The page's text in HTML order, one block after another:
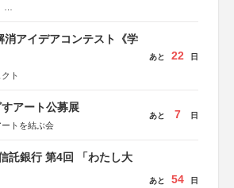
、新潮社、淡交社、ちいさいミシ
房、PHP研究所、双葉社、文藝春
消アイデアコンテスト《学
ト
あと 22 日
アート公募展
トを結ぶ会
あと 7 日
託銀行 第4回 「わたし大
あと 54 日